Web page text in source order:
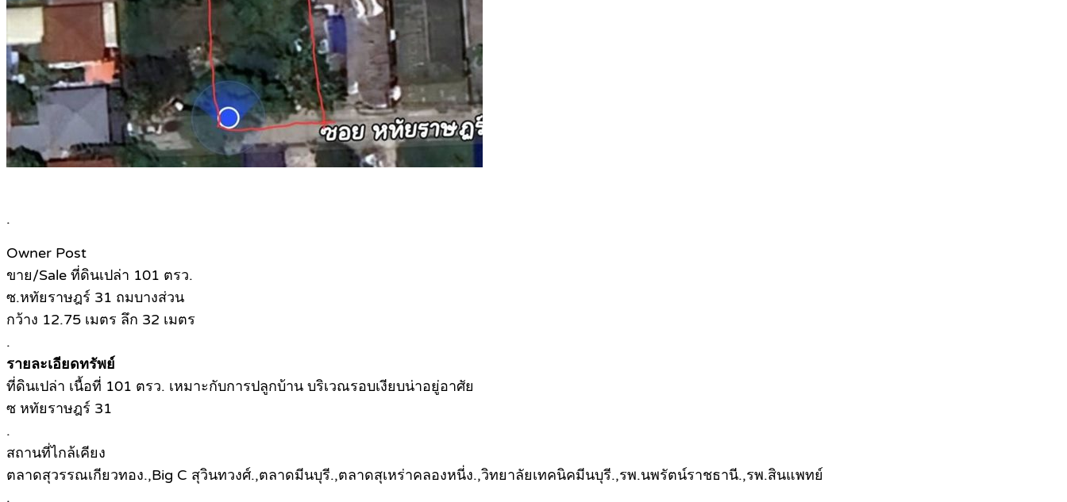
.
Owner Post
ขาย/Sale ที่ดินเปล่า 101 ตรว.
ซ.หทัยราษฎร์ 31 ถมบางส่วน
กว้าง 12.75 เมตร ลึก 32 เมตร
.
รายละเอียดทรัพย์
ที่ดินเปล่า เนื้อที่ 101 ตรว. เหมาะกับการปลูกบ้าน บริเวณรอบเงียบน่าอยู่อาศัย
ซ หทัยราษฎร์ 31
.
สถานที่ไกล้เคียง
ตลาดสุวรรณเกียวทอง.,Big C สุวินทวงศ์.,ตลาดมีนบุรี.,ตลาดสุเหร่าคลองหนี่ง.,วิทยาลัยเทคนิคมีนบุรี.,รพ.นพรัตน์ราชธานี.,รพ.สินแพทย์
.